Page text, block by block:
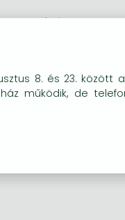
leírás:
leírás:
Set of the Mycological
8. és 23. között
működik, de
kat (sütiket)
részére.